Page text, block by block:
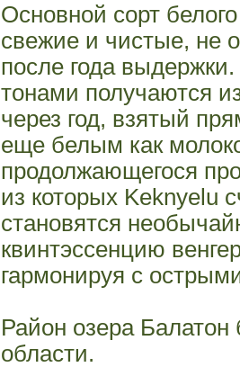
Основной сорт
свежие и чистые, не
после года
тонами получаются
через год, взятый
еще белым как
продолжающегося
из которых Keknyelu
становятся
квинтэссенцию
гармонируя с
Район озера Балатон
области.